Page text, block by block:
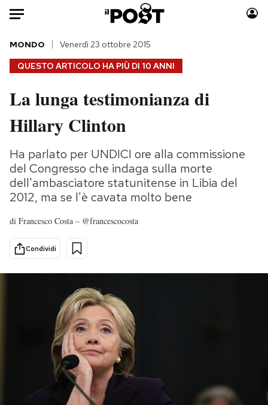
Auto
HOME
Italia
Politica
Tecnologia
Internet
Scienza
Cultura
Economia
Sport
Moda
Storie/Idee
Ok Boomer!
Media
Europa
NEWSLETTER
I MIEI PREFERITI
QUESTO ARTICOLO HA PIÙ DI 10 ANNI
MONDO Venerdì 23 ottobre 2015
La lunga testimonianza di
Hillary Clinton
Ha parlato per UNDICI ore alla commissione
del Congresso che indaga sulla morte
dell'ambasciatore statunitense in Libia del
2012, ma se l'è cavata molto bene
di Francesco Costa – @francescocosta
Condividi